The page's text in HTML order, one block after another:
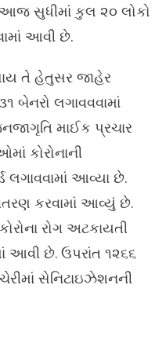
આજ સુધીમાં કુલ ૨૦ લોકો
આવી છે.
તે હેતુસર જાહેર
બેનરો લગાવવવામાં
માઈક પ્રચાર
કોરોનાની
લગાવવામાં આવ્યા છે.
કરવામાં આવ્યું છે.
રોગ અટકાયતી
આવી છે. ઉપરાંત ૧૨૬૬
સેનિટાઇઝેશનની